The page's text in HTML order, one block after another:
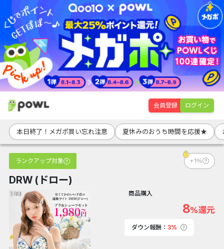
会員登録 ログイン
本日終了！メガポ買い忘れ注意 夏休みのおうち時間を応援★
ランクアップ対象 +1％
DRW (ドロー)
商品購入
8%還元
ダウン報酬： 3%